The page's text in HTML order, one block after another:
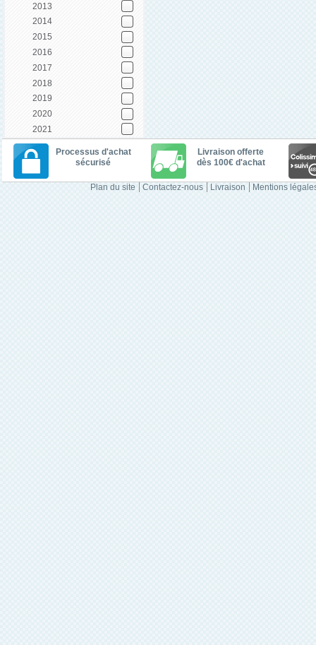
2013
2014
2015
2016
2017
2018
2019
2020
2021
Processus d'achat
sécurisé
Livraison offerte
dès 100€ d'achat
Plan du site Contactez-nous Livraison Mentions